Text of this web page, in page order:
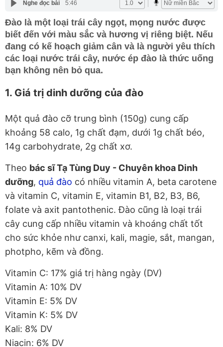
Nghe đọc bài 5:46
Đào là một loại trái cây ngọt, mọng nước được
biết đến với màu sắc và hương vị riêng biệt. Nếu
đang có kế hoạch giảm cân và là người yêu thích
các loại nước trái cây, nước ép đào là thức uống
bạn không nên bỏ qua.
1. Giá trị dinh dưỡng của đào
Một quả đào cỡ trung bình (150g) cung cấp
khoảng 58 calo, 1g chất đạm, dưới 1g chất béo,
14g carbohydrate, 2g chất xơ.
Theo bác sĩ Tạ Tùng Duy - Chuyên khoa Dinh
dưỡng, quả đào có nhiều vitamin A, beta carotene
và vitamin C, vitamin E, vitamin B1, B2, B3, B6,
folate và axit pantothenic. Đào cũng là loại trái
cây cung cấp nhiều vitamin và khoáng chất tốt
cho sức khỏe như canxi, kali, magie, sắt, mangan,
photpho, kẽm và đồng.
Vitamin C: 17% giá trị hàng ngày (DV)
Vitamin A: 10% DV
Vitamin E: 5% DV
Vitamin K: 5% DV
Kali: 8% DV
Niacin: 6% DV